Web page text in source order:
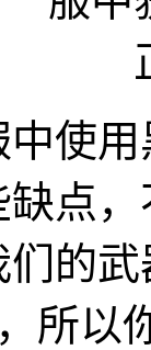
中使
点
的
所以